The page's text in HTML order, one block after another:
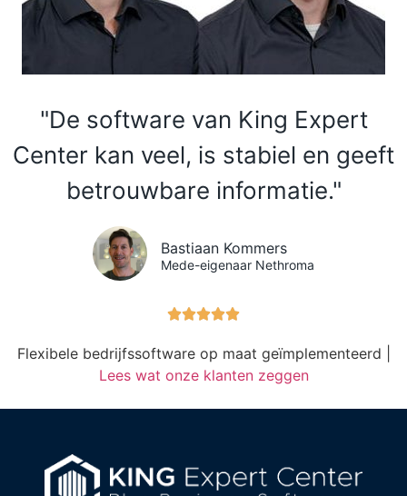
"De software van King Expert
Center kan veel, is stabiel en geeft
betrouwbare informatie."
Bastiaan Kommers
Mede-eigenaar Nethroma

Flexibele bedrijfssoftware op maat geïmplementeerd |
Lees wat onze klanten zeggen